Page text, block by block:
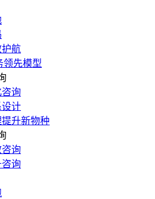
护航
领先模型
询
计
升新物种
询
询